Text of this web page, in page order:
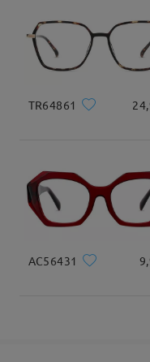
Ancho Total
135mm/ 5.31plg.
Llegado
TR64861
AC56431